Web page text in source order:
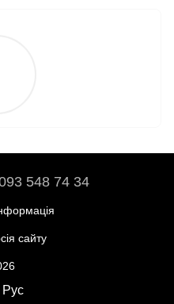
548 74 34
сайту
Рус